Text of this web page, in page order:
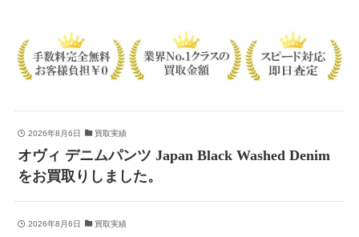
2026年8月6日 買取実績
オヴィ デニムパンツ Japan Black Washed Denim
をお買取りしました。
2026年8月6日 買取実績